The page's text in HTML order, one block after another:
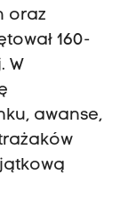
oraz
160-
W
awanse,